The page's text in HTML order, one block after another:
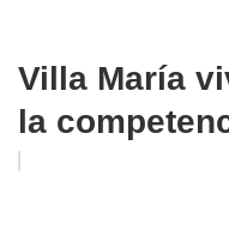
Villa María
la